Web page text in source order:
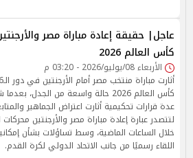
عاجل| حقيقة إعادة مباراة مصر
كأس العالم 2026
الأربعاء 08/يوليو/2026 - 03:20 م
كأس العالم 2026 حالة واسعة من الجدل،
عدة قرارات تحكيمية أثارت اعتراض الجماهير
لتتصدر عبارة إعادة مباراة مصر والأرجنتين محركات
خلال الساعات الماضية، وسط تساؤلات بشأن
اللقاء رسميًا من جانب الاتحاد الدولي لكرة القدم.